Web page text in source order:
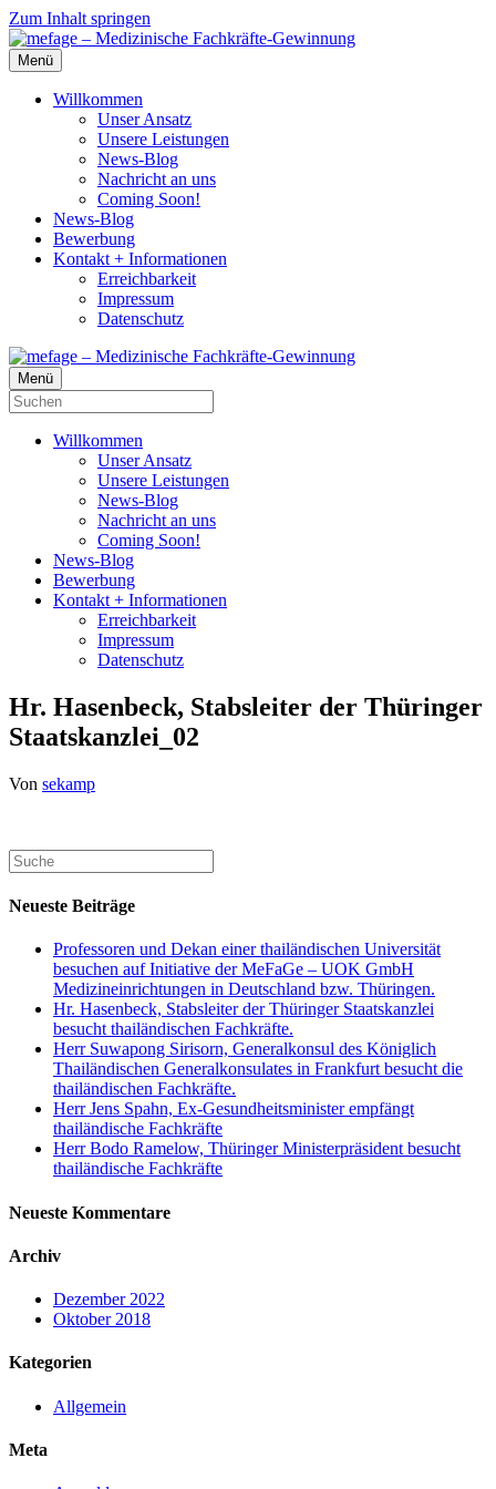
Zum Inhalt springen
Menü
Willkommen
Unser Ansatz
Unsere Leistungen
News-Blog
Nachricht an uns
Coming Soon!
News-Blog
Bewerbung
Kontakt + Informationen
Erreichbarkeit
Impressum
Datenschutz
Menü
Willkommen
Unser Ansatz
Unsere Leistungen
News-Blog
Nachricht an uns
Coming Soon!
News-Blog
Bewerbung
Kontakt + Informationen
Erreichbarkeit
Impressum
Datenschutz
Hr. Hasenbeck, Stabsleiter der Thüringer
Staatskanzlei_02
Von sekamp
Neueste Beiträge
Professoren und Dekan einer thailändischen Universität
besuchen auf Initiative der MeFaGe – UOK GmbH
Medizineinrichtungen in Deutschland bzw. Thüringen.
Hr. Hasenbeck, Stabsleiter der Thüringer Staatskanzlei
besucht thailändischen Fachkräfte.
Herr Suwapong Sirisorn, Generalkonsul des Königlich
Thailändischen Generalkonsulates in Frankfurt besucht die
thailändischen Fachkräfte.
Herr Jens Spahn, Ex-Gesundheitsminister empfängt
thailändische Fachkräfte
Herr Bodo Ramelow, Thüringer Ministerpräsident besucht
thailändische Fachkräfte
Neueste Kommentare
Archiv
Dezember 2022
Oktober 2018
Kategorien
Allgemein
Meta